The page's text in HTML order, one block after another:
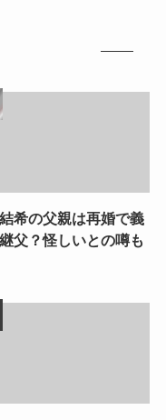
希の父親は再婚で義
父？怪しいとの噂も